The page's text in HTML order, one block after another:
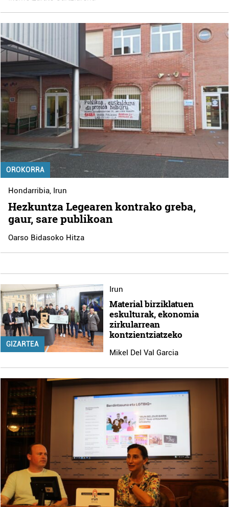
OROKORRA
Hondarribia Irun
Hezkuntza Legearen kontrako greba,
gaur, sare publikoan
Oarso Bidasoko Hitza
GIZARTEA
Irun
Material birziklatuen
eskulturak, ekonomia
zirkularrean
kontzientziatzeko
Mikel Del Val Garcia